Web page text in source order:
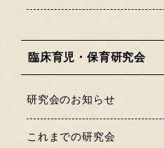
臨床育児・保育研究会
研究会のお知らせ
これまでの研究会